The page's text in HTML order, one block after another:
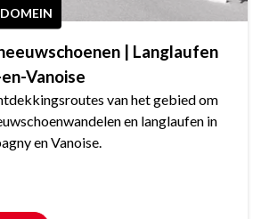
| Langlaufen
Vanoise
van het gebied om
en langlaufen in
en Vanoise.